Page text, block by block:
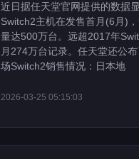
近日据任天堂官网提供的数据显
Switch2主机在发售首月(6月)
量达500万台。远超2017年
月274万台记录。任天堂还公
场Switch2销售情况：日本地
2026-03-25 05:15:03